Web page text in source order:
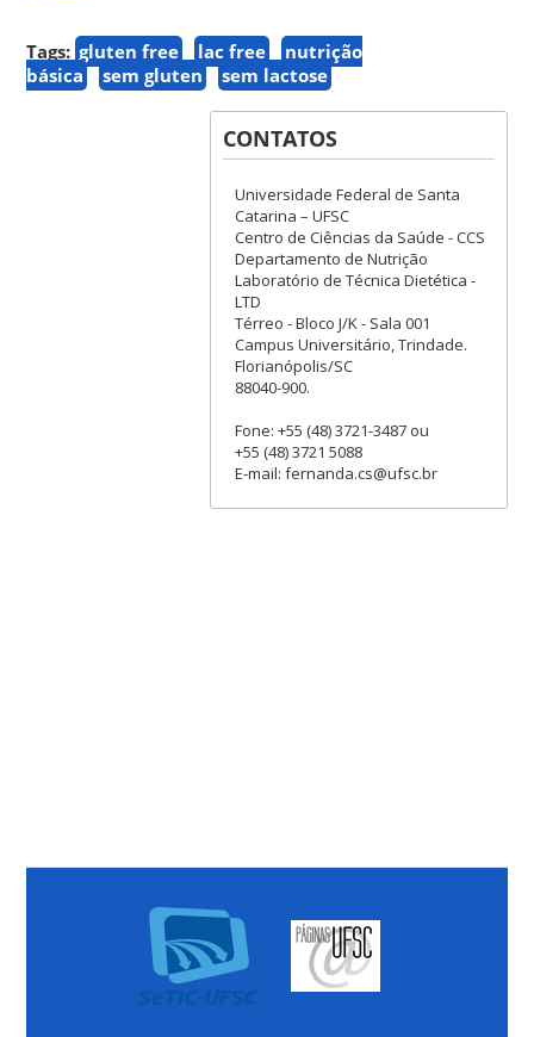
Tags: gluten free lac free
nutrição
básica
sem gluten sem lactose
CONTATOS
Universidade Federal de Santa
Catarina – UFSC
Centro de Ciências da Saúde - CCS
Departamento de Nutrição
Laboratório de Técnica Dietética -
LTD
Térreo - Bloco J/K - Sala 001
Campus Universitário, Trindade.
Florianópolis/SC
88040-900.
Fone: +55 (48) 3721-3487 ou
+55 (48) 3721 5088
E-mail: fernanda.cs@ufsc.br